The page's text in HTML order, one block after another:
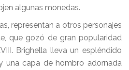
algunas monedas.
representan a otros personajes
que gozó de gran popularidad
Brighella lleva un espléndido
una capa de hombro adornada